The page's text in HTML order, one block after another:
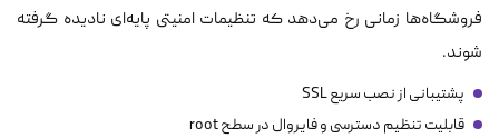
فروشگاه‌ها زمانی رخ می‌دهد که تنظیمات امنیتی پایه‌ای نادیده گرفته
شوند.
پشتیبانی از نصب سریع SSL
قابلیت تنظیم دسترسی و فایروال در سطح root